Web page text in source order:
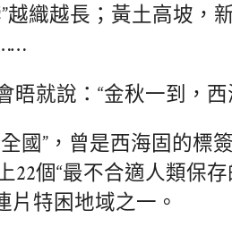
越織越長；黃土高坡，
晤就說：“金秋一到，西
國”，曾是西海固的標
22個“最不合適人類保
片特困地域之一。